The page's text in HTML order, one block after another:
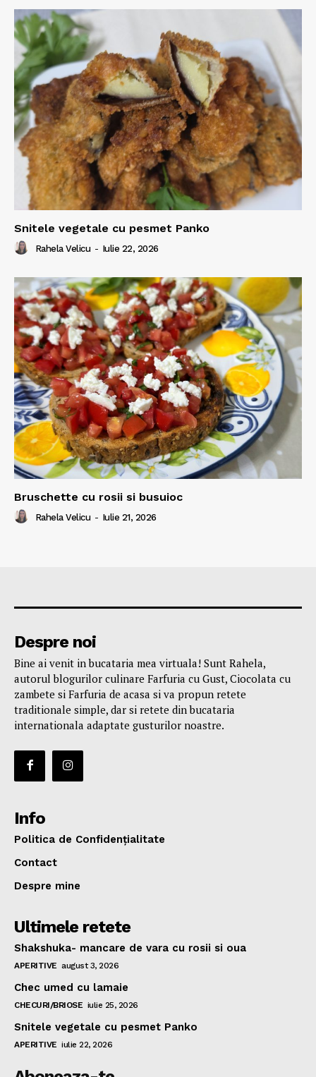
Snitele vegetale cu pesmet Panko
Rahela Velicu - Iulie 22, 2026
Bruschette cu rosii si busuioc
Rahela Velicu - Iulie 21, 2026
Despre noi
Bine ai venit in bucataria mea virtuala! Sunt Rahela,
autorul blogurilor culinare Farfuria cu Gust, Ciocolata cu
zambete si Farfuria de acasa si va propun retete
traditionale simple, dar si retete din bucataria
internationala adaptate gusturilor noastre.
Info
Politica de Confidențialitate
Contact
Despre mine
Ultimele retete
Shakshuka- mancare de vara cu rosii si oua
APERITIVE august 3, 2026
Chec umed cu lamaie
CHECURI/BRIOSE iulie 25, 2026
Snitele vegetale cu pesmet Panko
APERITIVE iulie 22, 2026